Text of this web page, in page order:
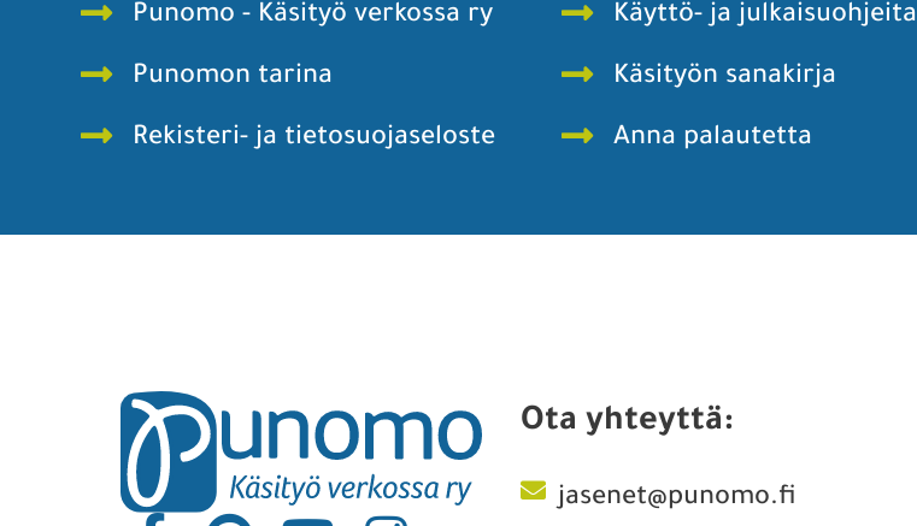
Punomo - Käsityö verkossa ry
Punomon tarina
Rekisteri- ja tietosuojaseloste
Käyttö- ja julkaisuohjeita
Käsityön sanakirja
Anna palautetta
Ota yhteyttä:
jasenet@punomo.fi